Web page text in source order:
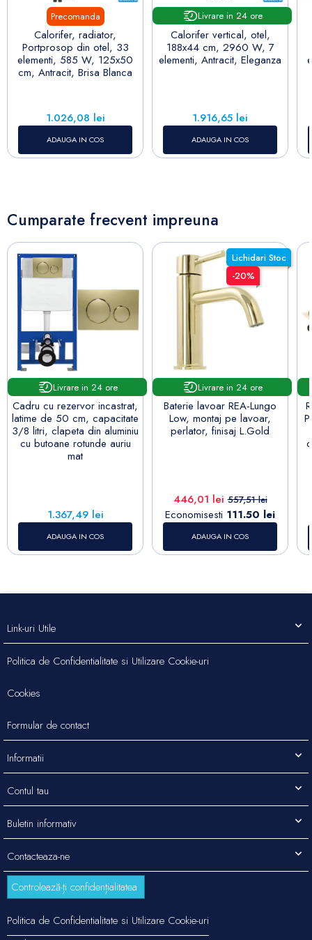
Precomanda
Calorifer, radiator,
Portprosop din otel, 33
elementi, 585 W, 125x50
cm, Antracit, Brisa Blanca
Pret
1.026,08 lei
ADAUGA IN COS
Livrare in 24 ore
Calorifer vertical, otel,
188x44 cm, 2960 W, 7
elementi, Antracit, Eleganza
Pret
1.916,65 lei
ADAUGA IN COS
Cumparate frecvent impreuna
Livrare in 24 ore
Cadru cu rezervor incastrat,
latime de 50 cm, capacitate
3/8 litri, clapeta din aluminiu
cu butoane rotunde auriu
mat
Pret
1.367,49 lei
ADAUGA IN COS
Lichidari Stoc
-20%
Livrare in 24 ore
Baterie lavoar REA-Lungo
Low, montaj pe lavoar,
perlator, finisaj L.Gold
Pret
446,01 leiPret de baza
557,51 lei
Economisesti 111.50 lei
ADAUGA IN COS
Contacteaza-ne
Link-uri Utile
Politica de Confidentialitate si Utilizare Cookie-uri
Cookies
Formular de contact
Informatii
Contul tau
Buletin informativ
Controlează-ți confidențialitatea
Politica de Confidentialitate si Utilizare Cookie-uri